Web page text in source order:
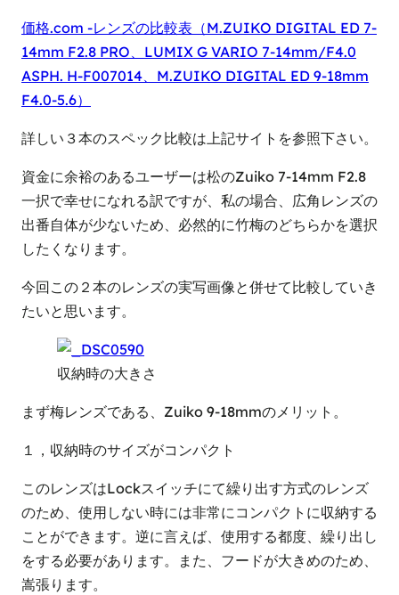
価格.com -レンズの比較表（M.ZUIKO DIGITAL ED 7-
14mm F2.8 PRO、LUMIX G VARIO 7-14mm/F4.0
ASPH. H-F007014、M.ZUIKO DIGITAL ED 9-18mm
F4.0-5.6）
詳しい３本のスペック比較は上記サイトを参照下さい。
資金に余裕のあるユーザーは松のZuiko 7-14mm F2.8
一択で幸せになれる訳ですが、私の場合、広角レンズの
出番自体が少ないため、必然的に竹梅のどちらかを選択
したくなります。
今回この２本のレンズの実写画像と併せて比較していき
たいと思います。
収納時の大きさ
まず梅レンズである、Zuiko 9-18mmのメリット。
１，収納時のサイズがコンパクト
このレンズはLockスイッチにて繰り出す方式のレンズ
のため、使用しない時には非常にコンパクトに収納する
ことができます。逆に言えば、使用する都度、繰り出し
をする必要があります。また、フードが大きめのため、
嵩張ります。